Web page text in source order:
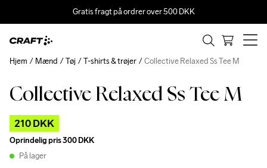
Gratis fragt på ordrer over 500 DKK
Collective Relaxed Ss Tee M
210 DKK
Oprindelig pris300 DKK
På lager
Hjem Mænd Tøj T-shirts & trøjer Collective Relaxed Ss Tee M
Outlet